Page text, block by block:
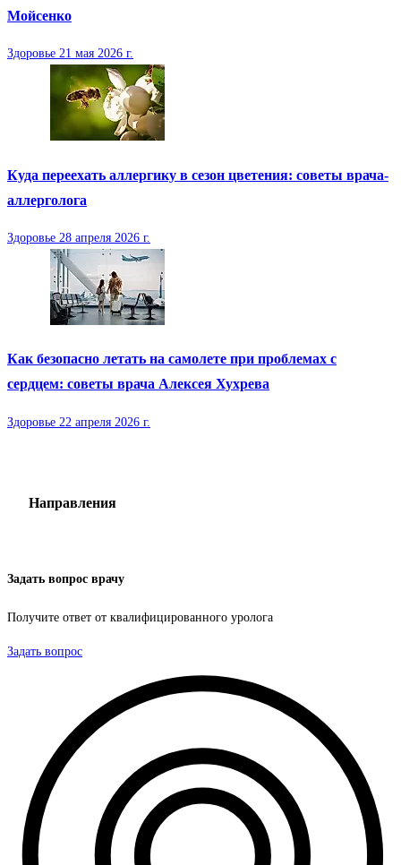
Мойсенко
Здоровье 21 мая 2026 г.
Куда переехать аллергику в сезон цветения: советы врача-
аллерголога
Здоровье 28 апреля 2026 г.
Как безопасно летать на самолете при проблемах с
сердцем: советы врача Алексея Хухрева
Здоровье 22 апреля 2026 г.
Направления
Задать вопрос врачу
Получите ответ от квалифицированного уролога
Задать вопрос